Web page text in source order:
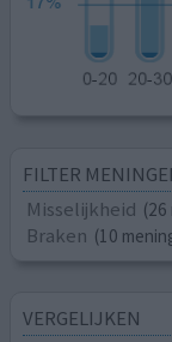
FILTER
Misselijkheid
Braken (10
VERGELIJKEN